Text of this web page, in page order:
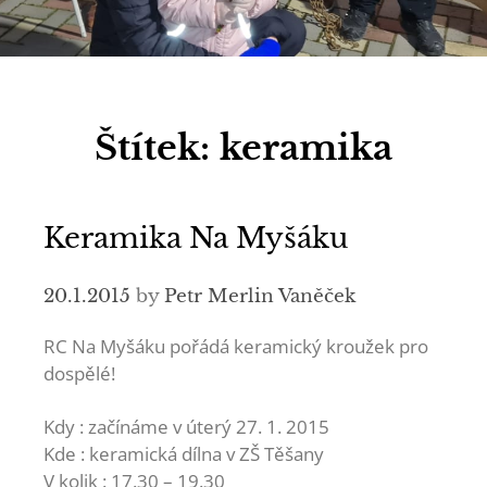
Štítek: keramika
Keramika Na Myšáku
20.1.2015 byPetr Merlin Vaněček
RC Na Myšáku pořádá keramický kroužek pro
dospělé!
Kdy : začínáme v úterý 27. 1. 2015
Kde : keramická dílna v ZŠ Těšany
V kolik : 17.30 – 19.30